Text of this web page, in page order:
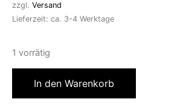
zzgl. Versand
Lieferzeit: ca. 3-4 Werktage
1 vorrätig
In den Warenkorb